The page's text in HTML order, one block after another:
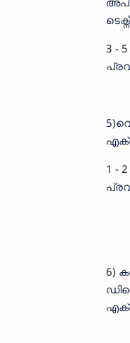
3 -
1 -
6)